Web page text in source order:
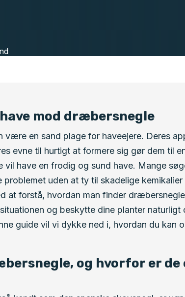
mod dræbersnegle
være en sand plage for haveejere. Deres
evne til hurtigt at formere sig gør dem til
vil have en frodig og sund have. Mange
problemet uden at ty til skadelige kemikalier
at forstå, hvordan man finder
og beskytte dine planter naturligt
guide vil vi dykke ned i, hvordan du kan
og hvorfor er de